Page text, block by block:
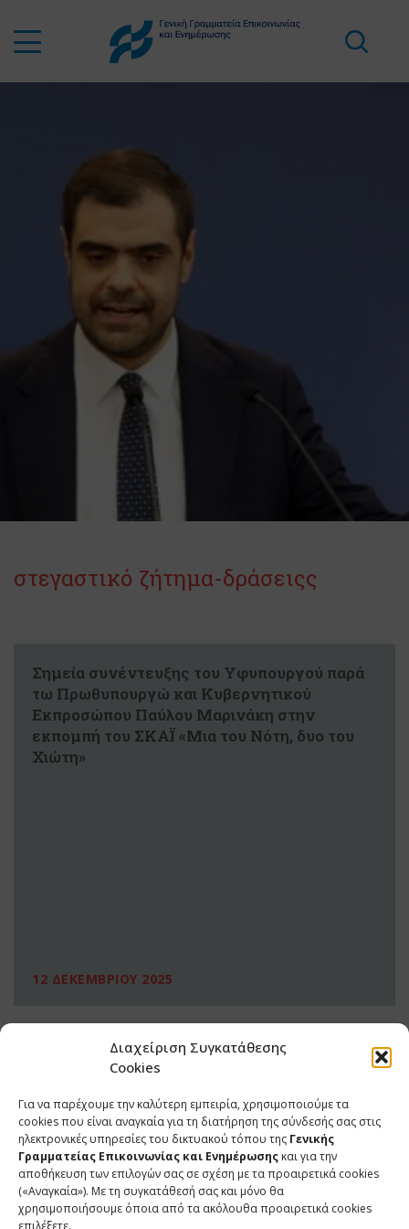
Διαχείριση Συγκατάθεσης
Cookies
Για να παρέχουμε την καλύτερη εμπειρία, χρησιμοποιούμε τα
cookies που είναι αναγκαία για τη διατήρηση της σύνδεσής σας στις
ηλεκτρονικές υπηρεσίες του δικτυακού τόπου της Γενικής
Γραμματείας Επικοινωνίας και Ενημέρωσης και για την
αποθήκευση των επιλογών σας σε σχέση με τα προαιρετικά cookies
(«Αναγκαία»). Με τη συγκατάθεσή σας και μόνο θα
χρησιμοποιήσουμε όποια από τα ακόλουθα προαιρετικά cookies
επιλέξετε.
στεγαστικό ζήτημα-δράσειςς
Σημεία συνέντευξης του Υφυπουργού παρά
τω Πρωθυπουργώ και Κυβερνητικού
Εκπροσώπου Παύλου Μαρινάκη στην
εκπομπή του ΣΚΑΪ «Μια του Νότη, δυο του
Χιώτη»
12 ΔΕΚΕΜΒΡΙΟΥ 2025
ΕΠΙΚΟΙΝΩΝΙΑ